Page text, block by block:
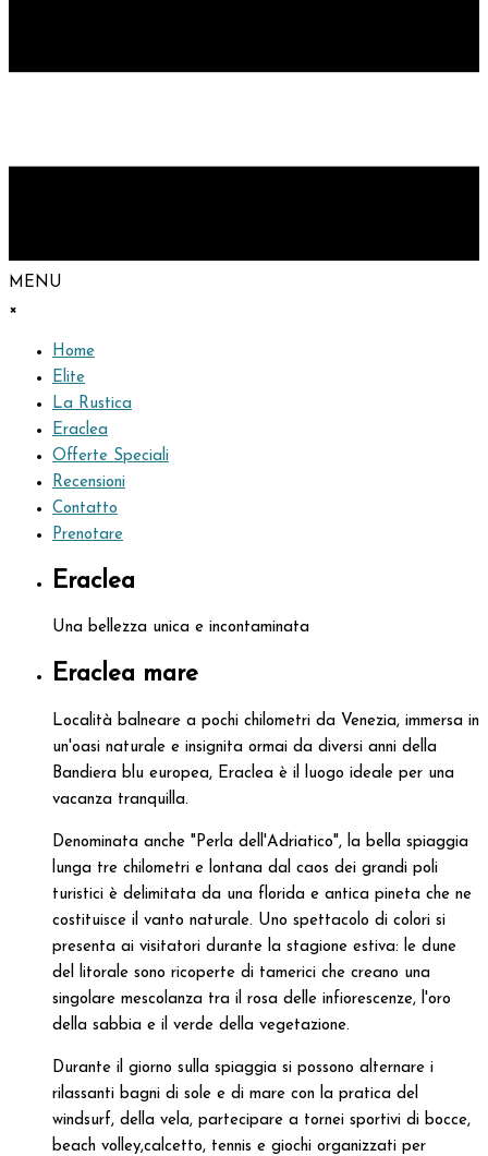
MENU
×
Home
Elite
La Rustica
Eraclea
Offerte Speciali
Recensioni
Contatto
Prenotare
Eraclea
Una bellezza unica e incontaminata
Eraclea mare
Località balneare a pochi chilometri da Venezia, immersa in
un'oasi naturale e insignita ormai da diversi anni della
Bandiera blu europea, Eraclea è il luogo ideale per una
vacanza tranquilla.
Denominata anche "Perla dell'Adriatico", la bella spiaggia
lunga tre chilometri e lontana dal caos dei grandi poli
turistici è delimitata da una florida e antica pineta che ne
costituisce il vanto naturale. Uno spettacolo di colori si
presenta ai visitatori durante la stagione estiva: le dune
del litorale sono ricoperte di tamerici che creano una
singolare mescolanza tra il rosa delle infiorescenze, l'oro
della sabbia e il verde della vegetazione.
Durante il giorno sulla spiaggia si possono alternare i
rilassanti bagni di sole e di mare con la pratica del
windsurf, della vela, partecipare a tornei sportivi di bocce,
beach volley,calcetto, tennis e giochi organizzati per